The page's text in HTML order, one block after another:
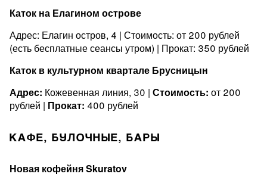
Каток на Елагином острове
Адрес: Елагин остров, 4 | Стоимость: от 200 рублей
(есть бесплатные сеансы утром) | Прокат: 350 рублей
Каток в культурном квартале Брусницын
Адрес: Кожевенная линия, 30 | Стоимость: от 200
рублей | Прокат: 400 рублей
КАФЕ, БУЛОЧНЫЕ, БАРЫ
Новая кофейня Skuratov